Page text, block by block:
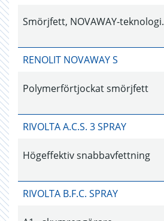
Smörjfett, NOVAWAY-teknologi.
RENOLIT NOVAWAY S
Polymerförtjockat smörjfett
RIVOLTA A.C.S. 3 SPRAY
Högeffektiv snabbavfettning
RIVOLTA B.F.C. SPRAY